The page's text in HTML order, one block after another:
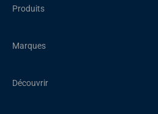
Produits
Marques
Découvrir